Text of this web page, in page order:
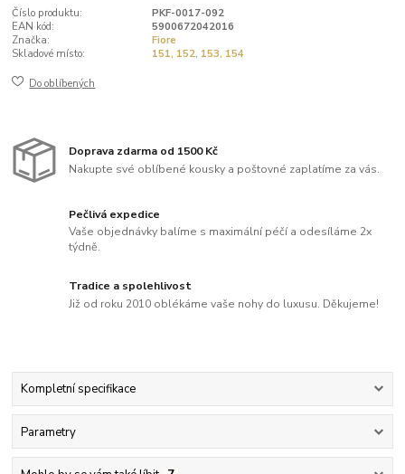
Číslo produktu:
PKF-0017-092
EAN kód:
5900672042016
Značka:
Fiore
Skladové místo:
151, 152, 153, 154
Do oblíbených
Doprava zdarma od 1500 Kč
Nakupte své oblíbené kousky a poštovné zaplatíme za vás.
Pečlivá expedice
Vaše objednávky balíme s maximální péčí a odesíláme 2x
týdně.
Tradice a spolehlivost
Již od roku 2010 oblékáme vaše nohy do luxusu. Děkujeme!
Kompletní specifikace
Parametry